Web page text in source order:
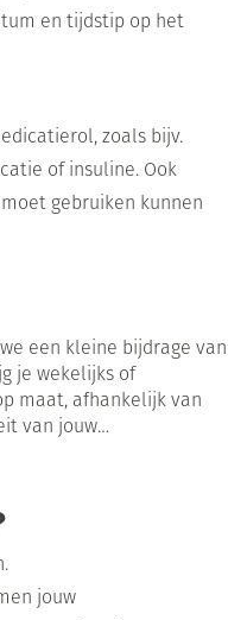
en tijdstip op het
in een medicatiebox.
zoals bijv.
of insuline. Ook
gebruiken kunnen
moet u dit
Vanaf de
mee in de zakjes.
een kleine bijdrage van
je wekelijks of
maat, afhankelijk van
van jouw
jouw